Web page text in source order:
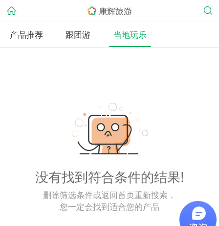
康辉旅游
产品推荐
跟团游 当地玩乐
没有找到符合条件的结果!
删除筛选条件或返回首页重新搜索，
您一定会找到适合您的产品